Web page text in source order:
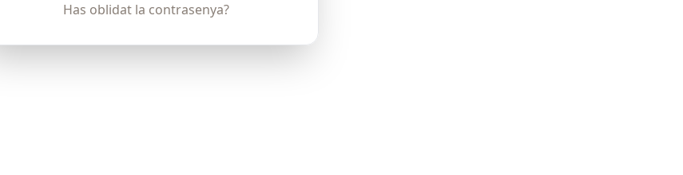
Has oblidat la contrasenya?